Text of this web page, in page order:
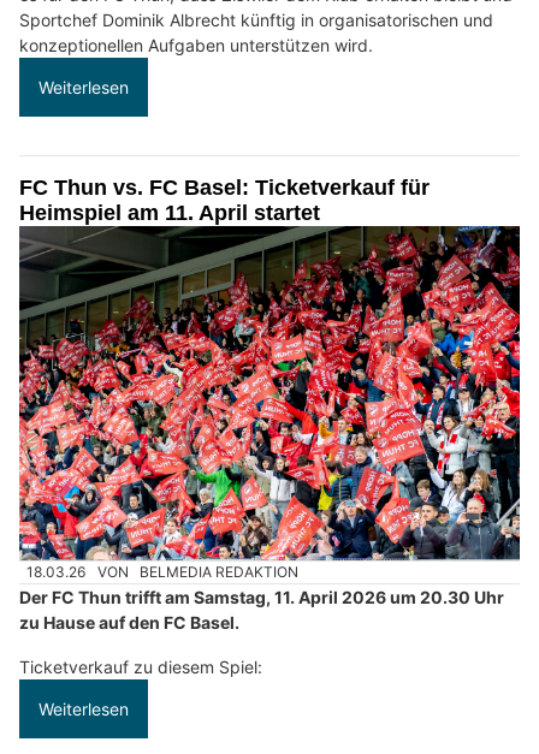
Sportchef Dominik Albrecht künftig in organisatorischen und
konzeptionellen Aufgaben unterstützen wird.
Weiterlesen
FC Thun vs. FC Basel: Ticketverkauf für
Heimspiel am 11. April startet
18.03.26 VON BELMEDIA REDAKTION
Der FC Thun trifft am Samstag, 11. April 2026 um 20.30 Uhr
zu Hause auf den FC Basel.
Ticketverkauf zu diesem Spiel:
Weiterlesen